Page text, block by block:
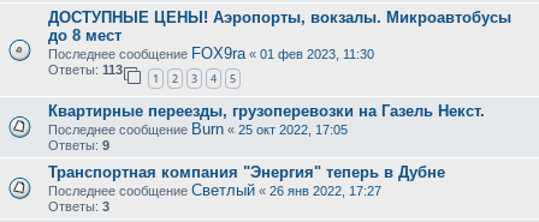
ДОСТУПНЫЕ ЦЕНЫ! Аэропорты, вокзалы. Микроавтобусы
до 8 мест
Последнее сообщение FOX9ra « 01 фев 2023, 11:30
Ответы: 113
1 2 3 4 5
Квартирные переезды, грузоперевозки на Газель Некст.
Последнее сообщение Burn « 25 окт 2022, 17:05
Ответы: 9
Транспортная компания "Энергия" теперь в Дубне
Последнее сообщение Светлый « 26 янв 2022, 17:27
Ответы: 3